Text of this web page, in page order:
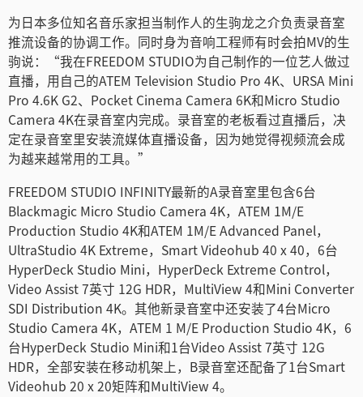
Norway
Poland
Portugal
Singapore
South Africa
Spain
Sweden
中华台北
Turkey
UAE
为日本多位知名音乐家担当制作人的生驹龙之介负责录音室
推流设备的协调工作。同时身为音响工程师有时会拍MV的生
驹说：“我在FREEDOM STUDIO为自己制作的一位艺人做过
直播，用自己的ATEM Television Studio Pro 4K、URSA Mini
Pro 4.6K G2、Pocket Cinema Camera 6K和Micro Studio
Camera 4K在录音室内完成。录音室的老板看过直播后，决
定在录音室里安装流媒体直播设备，因为她觉得视频流会成
为越来越常用的工具。”
FREEDOM STUDIO INFINITY最新的A录音室里包含6台
Blackmagic Micro Studio Camera 4K，ATEM 1M/E
Production Studio 4K和ATEM 1M/E Advanced Panel，
UltraStudio 4K Extreme，Smart Videohub 40 x 40，6台
HyperDeck Studio Mini，HyperDeck Extreme Control，
Video Assist 7英寸 12G HDR，MultiView 4和Mini Converter
SDI Distribution 4K。其他新录音室中还安装了4台Micro
Studio Camera 4K，ATEM 1 M/E Production Studio 4K，6
台HyperDeck Studio Mini和1台Video Assist 7英寸 12G
HDR，全部安装在移动机架上，B录音室还配备了1台Smart
Videohub 20 x 20矩阵和MultiView 4。